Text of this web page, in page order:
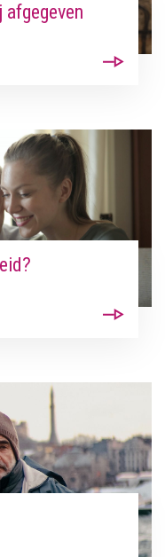
afgegeven